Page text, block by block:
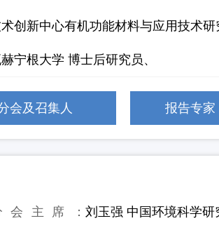
创新中心有机功能材料与应用技术
宁根大学 博士后研究员、
会及召集人 报告专家
会主席： 刘玉强 中国环境科学